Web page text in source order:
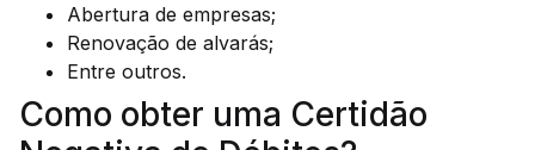
Abertura de empresas;
Renovação de alvarás;
Entre outros.
Como obter uma Certidão